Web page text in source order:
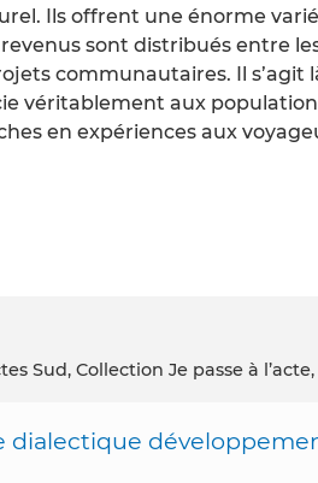
Ils offrent une énorme
sont distribués entre
communautaires. Il s’agit
véritablement aux
en expériences aux
Sud, Collection Je passe à